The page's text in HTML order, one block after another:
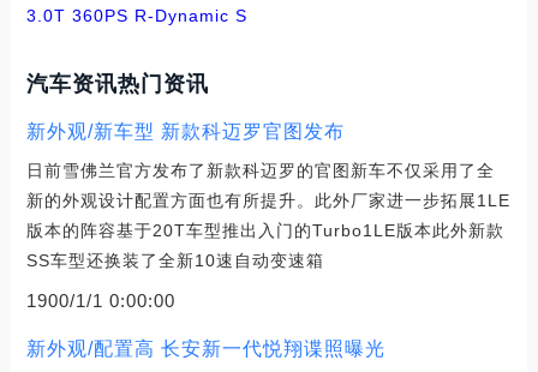
3.0T 360PS R-Dynamic S
汽车资讯热门资讯
新外观/新车型 新款科迈罗官图发布
日前雪佛兰官方发布了新款科迈罗的官图新车不仅采用了全
新的外观设计配置方面也有所提升。此外厂家进一步拓展1LE
版本的阵容基于20T车型推出入门的Turbo1LE版本此外新款
SS车型还换装了全新10速自动变速箱
1900/1/1 0:00:00
新外观/配置高 长安新一代悦翔谍照曝光